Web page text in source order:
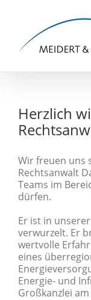
Herzlich
Wir freuen uns
Rechtsanwalt
Teams im
dürfen.
Er ist in
verwurzelt. Er
wertvolle
eines
Energie- und
Großkanzlei